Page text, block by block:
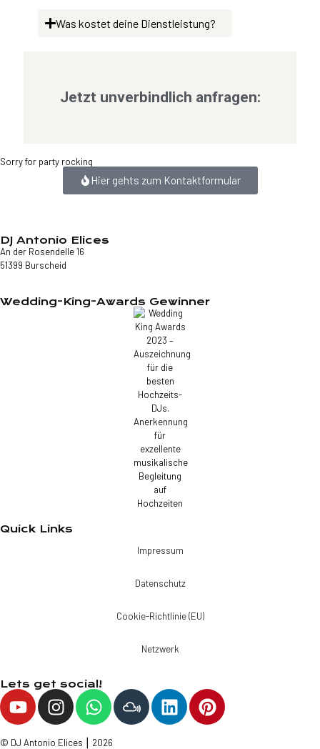
Was kostet deine Dienstleistung?
Jetzt unverbindlich anfragen:
Sorry for party rocking
Hier gehts zum Kontaktformular
DJ Antonio Elices
An der Rosendelle 16
51399 Burscheid
Wedding-King-Awards Gewinner
Quick Links
Impressum
Datenschutz
Cookie-Richtlinie (EU)
Netzwerk
Lets get social!
© DJ Antonio Elices ⎮ 2026